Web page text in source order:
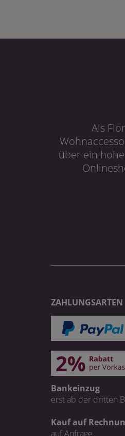
Als
über ein
ZAHLUNGSARTEN
Bankeinzug
erst ab der dritten
Kauf auf
auf Anfrage